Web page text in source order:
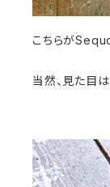
こちらが
当然、見た目